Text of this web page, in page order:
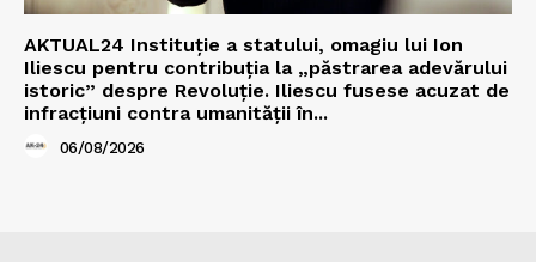
AKTUAL24 Instituție a statului, omagiu lui Ion
Iliescu pentru contribuția la „păstrarea adevărului
istoric” despre Revoluție. Iliescu fusese acuzat de
infracțiuni contra umanității în...
06/08/2026